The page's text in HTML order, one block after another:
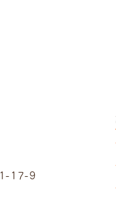
1-17-9